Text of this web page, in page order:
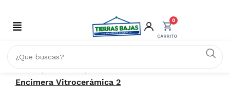
0
Inicio
HOGAR
Encimera Vitrocerámica 2